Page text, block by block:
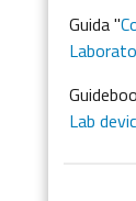
Guida "
Lab